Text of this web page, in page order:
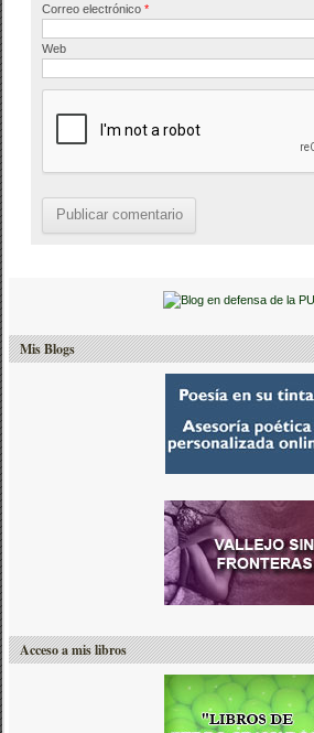
Correo electrónico*
Web
Mis Blogs
Acceso a mis libros